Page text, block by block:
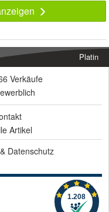
Platin
Verkäufe
Artikel
& Datenschutz